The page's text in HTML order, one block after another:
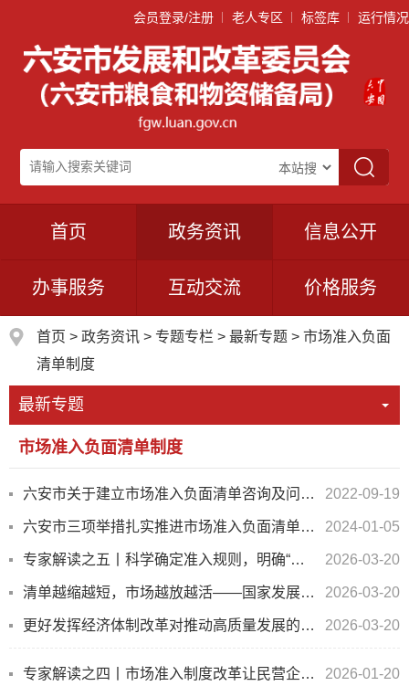
会员登录/注册 老人专区 标签库 运行情况
首页 政务资讯 信息公开
办事服务 互动交流 价格服务
首页 > 政务资讯 > 专题专栏 > 最新专题 > 市场准入负面
清单制度
最新专题
市场准入负面清单制度
六安市关于建立市场准入负面清单咨询及问题反馈渠道的公告 2022-09-19
六安市三项举措扎实推进市场准入负面清单制度落地见效 2024-01-05
专家解读之五丨科学确定准入规则，明确“怎么进”“怎么管” 2026-03-20
清单越缩越短，市场越放越活——国家发展改革委有关负责同志就《市场准入负面清单（2025年版）... 2026-03-20
更好发挥经济体制改革对推动高质量发展的牵引作用 2026-03-20
专家解读之四丨市场准入制度改革让民营企业心态更稳底气更足 2026-01-20